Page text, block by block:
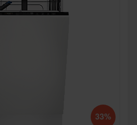
33%